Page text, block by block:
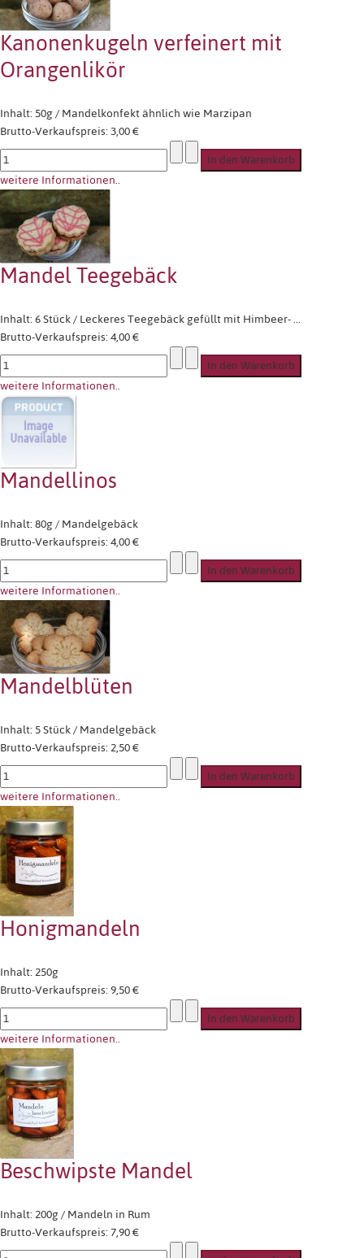
Kanonenkugeln verfeinert mit
Orangenlikör
Inhalt: 50g / Mandelkonfekt ähnlich wie Marzipan
Brutto-Verkaufspreis:3,00 €
weitere Informationen..
Mandel Teegebäck
Inhalt: 6 Stück / Leckeres Teegebäck gefüllt mit Himbeer- ...
Brutto-Verkaufspreis:4,00 €
weitere Informationen..
Mandellinos
Inhalt: 80g / Mandelgebäck
Brutto-Verkaufspreis:4,00 €
weitere Informationen..
Mandelblüten
Inhalt: 5 Stück / Mandelgebäck
Brutto-Verkaufspreis:2,50 €
weitere Informationen..
Honigmandeln
Inhalt: 250g
Brutto-Verkaufspreis:9,50 €
weitere Informationen..
Beschwipste Mandel
Inhalt: 200g / Mandeln in Rum
Brutto-Verkaufspreis:7,90 €